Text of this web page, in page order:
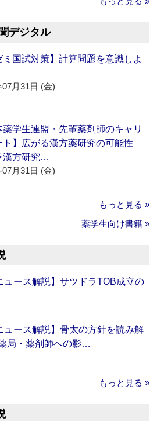
デジタル
ミ国試対策】計算問題を意識しよ
07月31日 (金)
薬学生連盟・先輩薬剤師のキャリ
ト】広がる漢方薬研究の可能性
漢方研究…
07月31日 (金)
もっと見る »
薬学生向け書籍 »
ュース解説】サツドラTOB成立の
ュース解説】骨太の方針を読み解
局・薬剤師への影…
もっと見る »